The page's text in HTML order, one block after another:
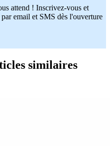
attend ! Inscrivez-vous et
email et SMS dès l'ouverture
similaires